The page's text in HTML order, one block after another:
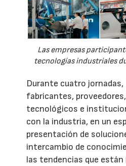
Las empresas
tecnologías industriales
Durante cuatro jornadas,
fabricantes,
tecnológicos e
con la industria, en un
presentación de
intercambio de
las tendencias que están